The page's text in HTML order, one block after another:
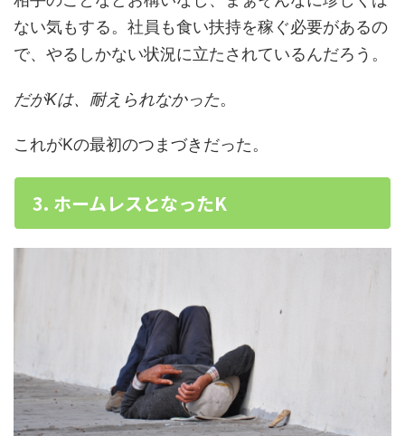
ない気もする。社員も食い扶持を稼ぐ必要があるの
で、やるしかない状況に立たされているんだろう。
だがKは、耐えられなかった。
これがKの最初のつまづきだった。
3. ホームレスとなったK